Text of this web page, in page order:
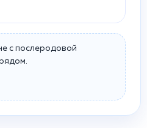
с послеродовой